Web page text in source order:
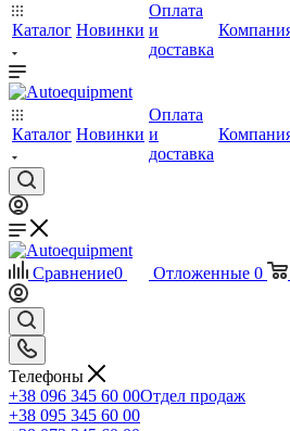
Каталог Новинки
Оплата
и
доставка
Каталог Новинки
Оплата
и
доставка
Сравнение0 Отложенные 0
Телефоны
+38 096 345 60 00Отдел продаж
+38 095 345 60 00